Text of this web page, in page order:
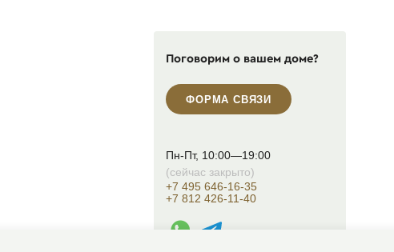
Поговорим о вашем доме?
ФОРМА СВЯЗИ
Пн-Пт, 10:00—19:00
(сейчас закрыто)
+7 495 646-16-35
+7 812 426-11-40
WhatsApp контакт
Telegram контакт